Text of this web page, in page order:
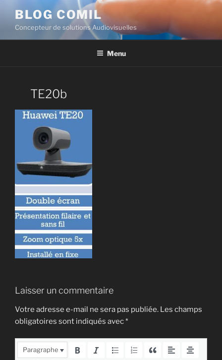
BLOG COMIL
Concepteur de solutions Audiovisuelles
Menu
TE20b
Laisser un commentaire
Votre adresse e-mail ne sera pas publiée. Les champs
obligatoires sont indiqués avec*
Paragraphe